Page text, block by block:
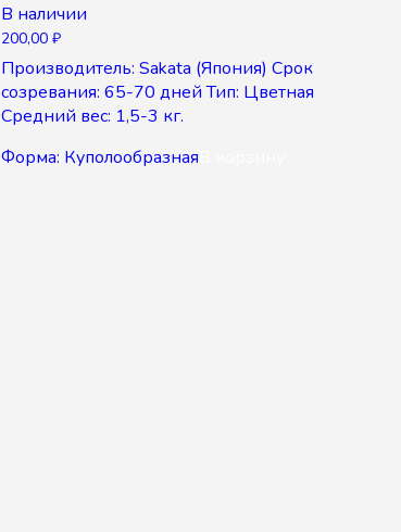
В наличии
200,00 ₽
Производитель: Sakata (Япония) Срок
созревания: 65-70 дней Тип: Цветная
Средний вес: 1,5-3 кг.
Форма: Куполообразная